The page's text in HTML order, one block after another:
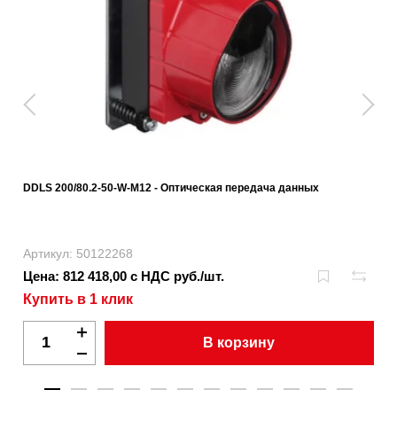
DDLS 200/80.2-50-W-M12 - Оптическая передача данных
Артикул: 50122268
Цена: 812 418,00 с НДС руб./шт.
Купить в 1 клик
В корзину